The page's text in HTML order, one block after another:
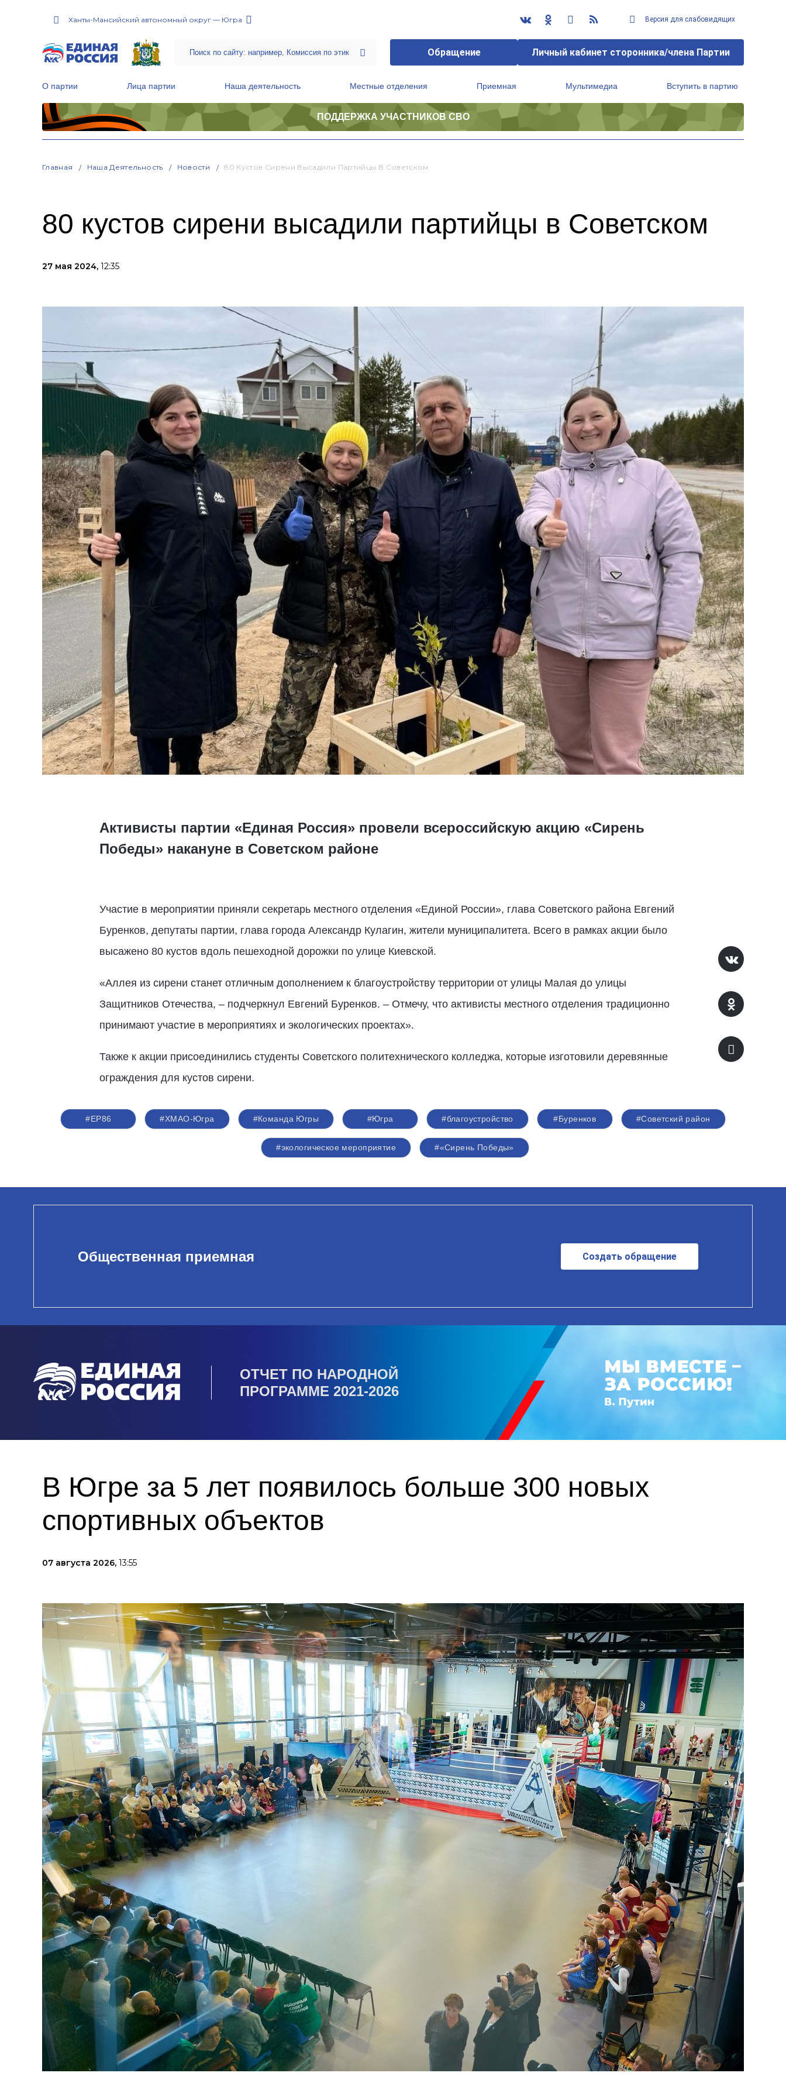
Ханты-Мансийский автономный округ — Югра Версия для слабовидящих
Обращение Личный кабинет сторонника/члена Партии
О партии Лица партии Наша деятельность Местные отделения Приемная Мультимедиа Вступить в партию
ПОДДЕРЖКА УЧАСТНИКОВ СВО
Главная Наша Деятельность Новости 80 Кустов Сирени Высадили Партийцы В Советском
80 кустов сирени высадили партийцы в Советском
27 мая 2024, 12:35
Активисты партии «Единая Россия» провели всероссийскую акцию «Сирень
Победы» накануне в Советском районе
Участие в мероприятии приняли секретарь местного отделения «Единой России», глава Советского района Евгений
Буренков, депутаты партии, глава города Александр Кулагин, жители муниципалитета. Всего в рамках акции было
высажено 80 кустов вдоль пешеходной дорожки по улице Киевской.
«Аллея из сирени станет отличным дополнением к благоустройству территории от улицы Малая до улицы
Защитников Отечества, – подчеркнул Евгений Буренков. – Отмечу, что активисты местного отделения традиционно
принимают участие в мероприятиях и экологических проектах».
Также к акции присоединились студенты Советского политехнического колледжа, которые изготовили деревянные
ограждения для кустов сирени.
#ЕР86 #ХМАО-Югра #Команда Югры #Югра #благоустройство #Буренков #Советский район
#экологическое мероприятие #«Сирень Победы»
Общественная приемная Создать обращение
ОТЧЕТ ПО НАРОДНОЙ
ПРОГРАММЕ 2021-2026
В Югре за 5 лет появилось больше 300 новых
спортивных объектов
07 августа 2026, 13:55